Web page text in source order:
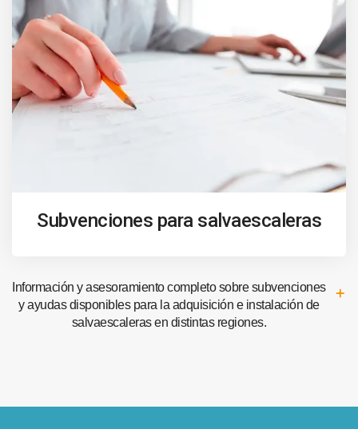
Subvenciones para salvaescaleras
Información y asesoramiento completo sobre subvenciones
y ayudas disponibles para la adquisición e instalación de
salvaescaleras en distintas regiones.